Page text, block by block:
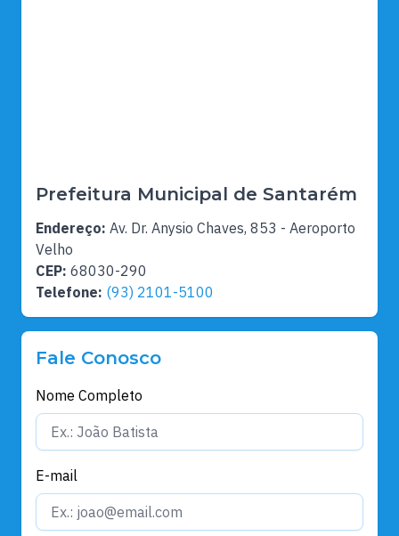
Prefeitura Municipal de Santarém
Endereço: Av. Dr. Anysio Chaves, 853 - Aeroporto
Velho
CEP: 68030-290
Telefone: (93) 2101-5100
Fale Conosco
Nome Completo
E-mail